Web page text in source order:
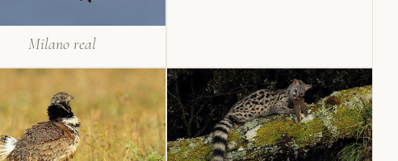
Milano real